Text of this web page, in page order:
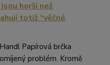
horší než
totiž “věčné
Papírová brčka
problém. Kromě